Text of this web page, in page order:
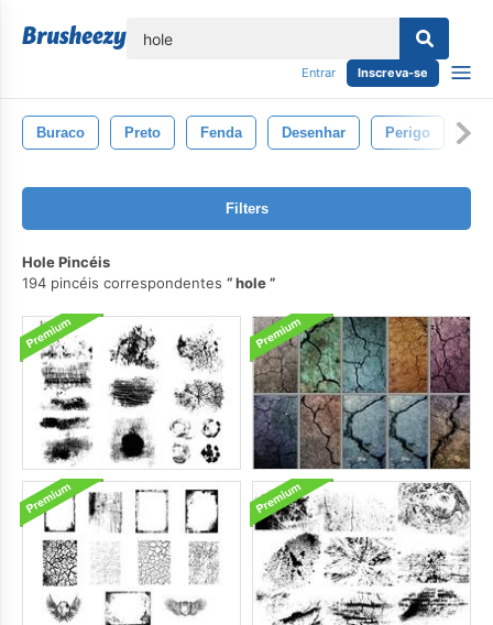
Entrar Inscreva-se
Buraco Preto Fenda Desenhar Perigo
Filters
Hole Pincéis
194 pincéis correspondentes
hole